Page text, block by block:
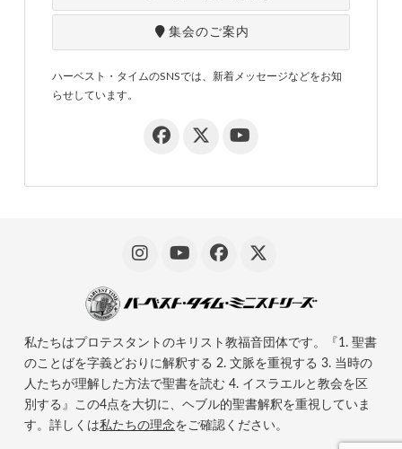
集会のご案内
ハーベスト・タイムのSNSでは、新着メッセージなどをお知
らせしています。
私たちはプロテスタントのキリスト教福音団体です。『1. 聖書
のことばを字義どおりに解釈する 2. 文脈を重視する 3. 当時の
人たちが理解した方法で聖書を読む 4. イスラエルと教会を区
別する』この4点を大切に、ヘブル的聖書解釈を重視していま
す。詳しくは私たちの理念をご確認ください。